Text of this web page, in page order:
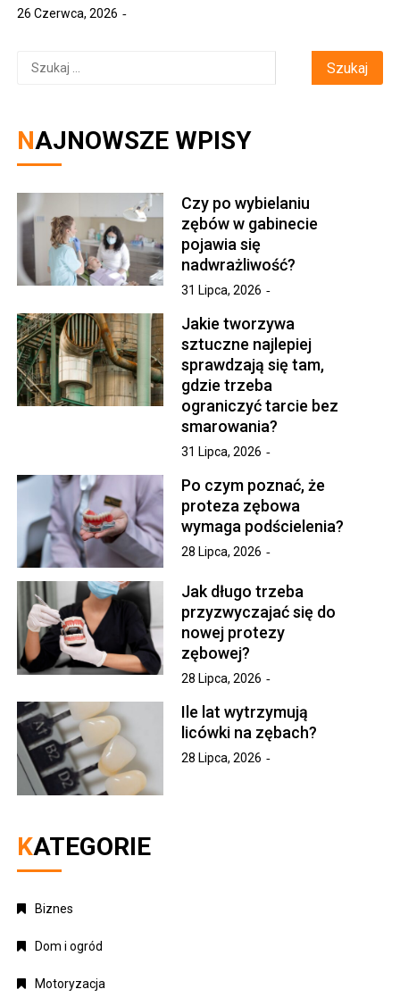
26 Czerwca, 2026
Szukaj:
NAJNOWSZE WPISY
Czy po wybielaniu
zębów w gabinecie
pojawia się
nadwrażliwość?
31 Lipca, 2026
Jakie tworzywa
sztuczne najlepiej
sprawdzają się tam,
gdzie trzeba
ograniczyć tarcie bez
smarowania?
31 Lipca, 2026
Po czym poznać, że
proteza zębowa
wymaga podścielenia?
28 Lipca, 2026
Jak długo trzeba
przyzwyczajać się do
nowej protezy
zębowej?
28 Lipca, 2026
Ile lat wytrzymują
licówki na zębach?
28 Lipca, 2026
KATEGORIE
Biznes
Dom i ogród
Motoryzacja